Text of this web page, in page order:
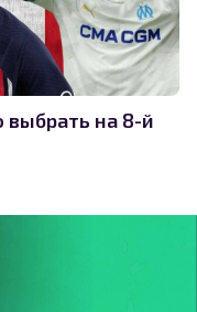
выбрать на 8-й